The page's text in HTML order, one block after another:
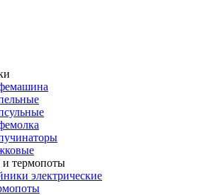
термопоты
электрические